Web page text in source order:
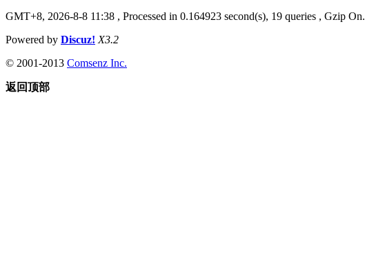
GMT+8, 2026-8-8 11:38 , Processed in 0.164923 second(s), 19 queries , Gzip On.
Powered by Discuz! X3.2
© 2001-2013 Comsenz Inc.
返回顶部